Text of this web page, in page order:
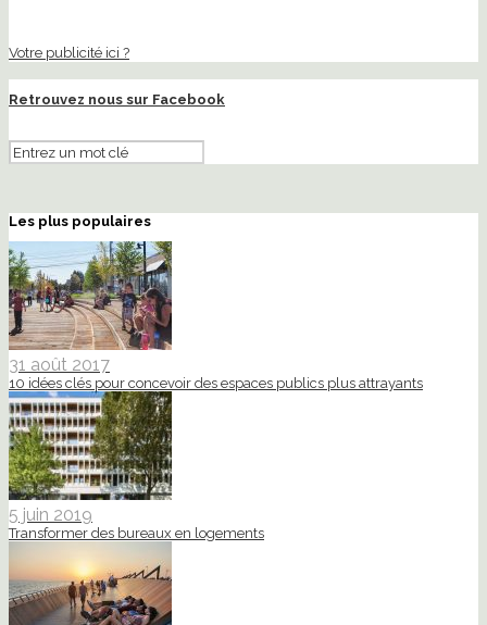
Votre publicité ici ?
Retrouvez nous sur Facebook
Les plus populaires
31 août 2017
10 idées clés pour concevoir des espaces publics plus attrayants
5 juin 2019
Transformer des bureaux en logements